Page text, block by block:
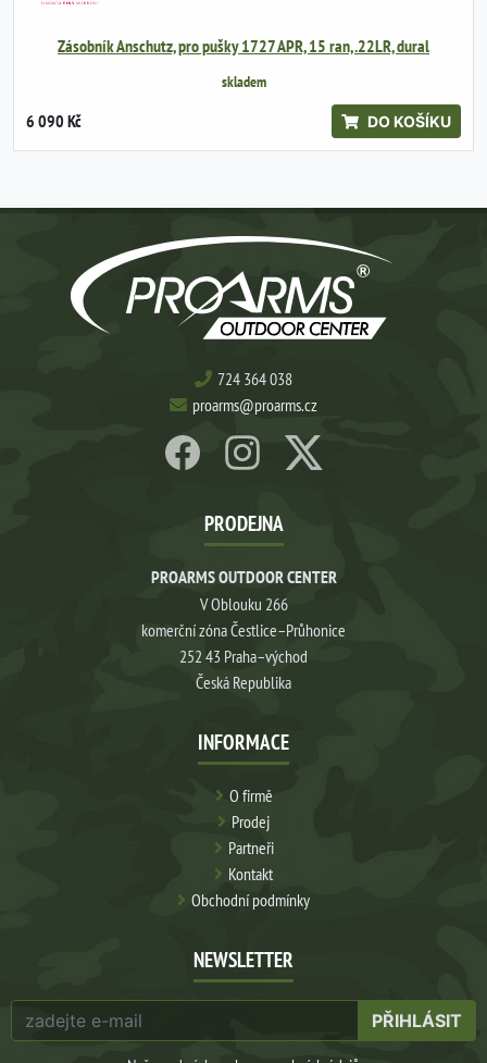
Zásobník Anschutz, pro pušky 1727 APR, 15 ran, .22LR, dural
skladem
6 090 Kč DO KOŠÍKU
724 364 038
proarms@proarms.cz
PRODEJNA
PROARMS OUTDOOR CENTER
V Oblouku 266
komerční zóna Čestlice–Průhonice
252 43 Praha–východ
Česká Republika
INFORMACE
O firmě
Prodej
Partneři
Kontakt
Obchodní podmínky
NEWSLETTER
PŘIHLÁSIT